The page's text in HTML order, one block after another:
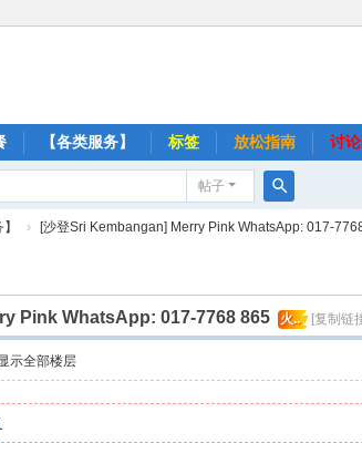
【各类服务】 标签 放松指南 讨
帖子
搜
› [沙登Sri Kembangan] Merry Pink WhatsApp: 017-
Pink WhatsApp: 017-7768 865 火.. [复制链
示全部楼层